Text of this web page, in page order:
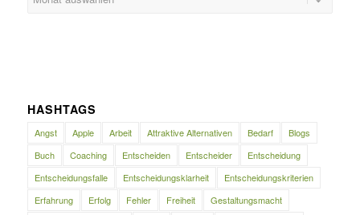
HASHTAGS
Angst Apple Arbeit Attraktive Alternativen Bedarf
Blogs
Buch
Coaching Entscheiden Entscheider
Entscheidung
Entscheidungsfalle
Entscheidungsklarheit
Entscheidungskriterien
Erfahrung
Erfolg Fehler Freiheit
Gestaltungsmacht